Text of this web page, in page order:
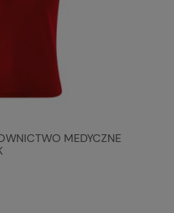
MEDYCZNE